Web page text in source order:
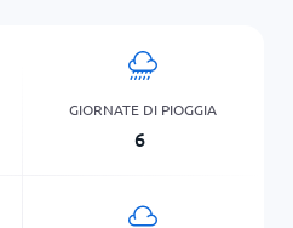
GIORNATE DI PIOGGIA
6